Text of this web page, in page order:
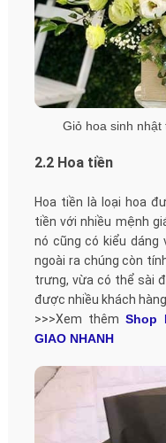
Giỏ hoa sinh
2.2 Hoa tiền
Hoa tiền là loại hoa
tiền với nhiều mệnh
nó cũng có kiểu dáng
ngoài ra chúng còn
trưng, vừa có thể sài
được nhiều khách
>>>Xem thêm Shop
GIAO NHANH